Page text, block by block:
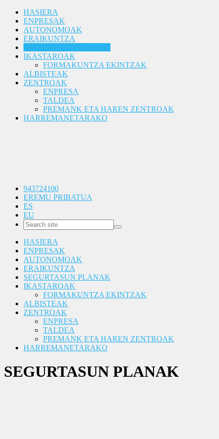
HASIERA
ENPRESAK
AUTONOMOAK
ERAIKUNTZA
IKASTAROAK
FORMAKUNTZA EKINTZAK
ALBISTEAK
ZENTROAK
ENPRESA
TALDEA
PREMANK ETA HAREN ZENTROAK
HARREMANETARAKO
943724100
EREMU PRIBATUA
ES
EU
HASIERA
ENPRESAK
AUTONOMOAK
ERAIKUNTZA
SEGURTASUN PLANAK
IKASTAROAK
FORMAKUNTZA EKINTZAK
ALBISTEAK
ZENTROAK
ENPRESA
TALDEA
PREMANK ETA HAREN ZENTROAK
HARREMANETARAKO
SEGURTASUN PLANAK